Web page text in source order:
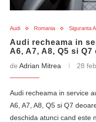
Audi Romania Siguranta
Audi recheama in
A6, A7, A8, Q5 si
de Adrian Mitrea 28
Audi recheama in service
A6, A7, A8, Q5 si Q7
deschida atunci cand este